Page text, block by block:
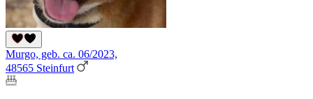
Murgo, geb. ca. 06/2023,
48565 Steinfurt